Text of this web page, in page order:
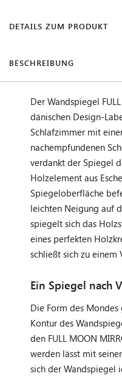
DETAILS ZUM PRODUKT
BESCHREIBUNG
Der Wandspiegel
dänischen Design-
Schlafzimmer mit
nachempfundenen
verdankt der Spiegel
Holzelement aus
Spiegeloberfläche
leichten Neigung auf
spiegelt sich das
eines perfekten
schließt sich zu einem
Ein Spiegel nach
Die Form des
Kontur des
den FULL MOON
werden lässt mit
sich der Wandspiegel